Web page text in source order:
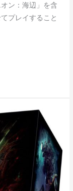
ン：海辺」を含
プレイすること